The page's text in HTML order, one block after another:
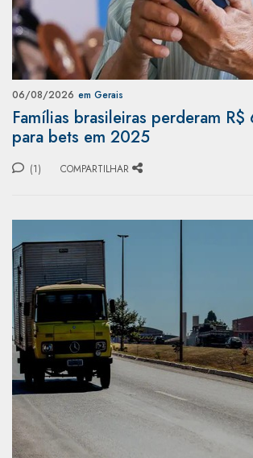
06/08/2026 em Gerais
Famílias brasileiras perderam
para bets em 2025
(1) COMPARTILHAR